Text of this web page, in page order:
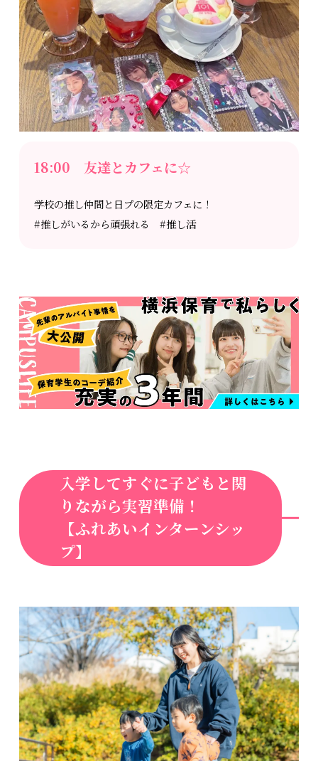
18:00 友達とカフェに☆
学校の推し仲間と日プの限定カフェに！
#推しがいるから頑張れる #推し活
入学してすぐに子どもと関
りながら実習準備！
【ふれあいインターンシッ
プ】